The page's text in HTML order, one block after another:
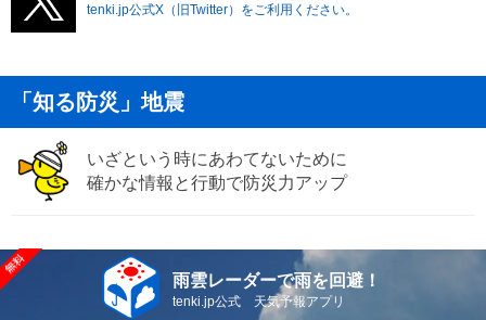
tenki.jp公式X（旧Twitter）をご利用ください。
「知る防災」地震
いざという時にあわてないために
確かな情報と行動で防災力アップ
雨雲レーダーで雨を回避！
tenki.jp公式 天気予報アプリ